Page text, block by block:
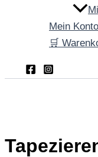
Mein Konto
🛒